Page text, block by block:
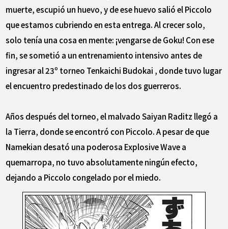
muerte, escupió un huevo, y de ese huevo salió el Piccolo
que estamos cubriendo en esta entrega. Al crecer solo,
solo tenía una cosa en mente: ¡vengarse de Goku! Con ese
fin, se sometió a un entrenamiento intensivo antes de
ingresar al 23º torneo Tenkaichi Budokai , donde tuvo lugar
el encuentro predestinado de los dos guerreros.
Años después del torneo, el malvado Saiyan Raditz llegó a
la Tierra, donde se encontró con Piccolo. A pesar de que
Namekian desató una poderosa Explosive Wave a
quemarropa, no tuvo absolutamente ningún efecto,
dejando a Piccolo congelado por el miedo.